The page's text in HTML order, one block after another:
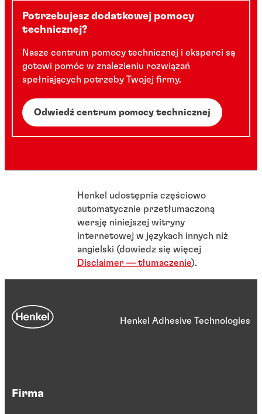
Potrzebujesz dodatkowej pomocy
technicznej?
Nasze centrum pomocy technicznej i eksperci są
gotowi pomóc w znalezieniu rozwiązań
spełniających potrzeby Twojej firmy.
Odwiedź centrum pomocy technicznej
Henkel udostępnia częściowo
automatycznie przetłumaczoną
wersję niniejszej witryny
internetowej w językach innych niż
angielski (dowiedz się więcej
Disclaimer — tłumaczenie).
Henkel Adhesive Technologies
Firma